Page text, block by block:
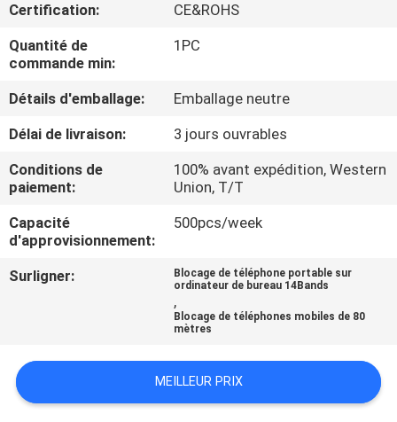
SUJET
DE
NOUS
VISITE
DE
L'USINE
CONTRÔLE
DE
CONTACTEZ-
NOUS
Certification:
CE&ROHS
Quantité de
commande min:
1PC
Détails d'emballage:
Emballage neutre
Délai de livraison:
3 jours ouvrables
Conditions de
paiement:
100% avant expédition, Western
Union, T/T
Capacité
d'approvisionnement:
500pcs/week
Surligner:
Blocage de téléphone portable sur
ordinateur de bureau 14Bands
,
Blocage de téléphones mobiles de 80
mètres
MEILLEUR PRIX